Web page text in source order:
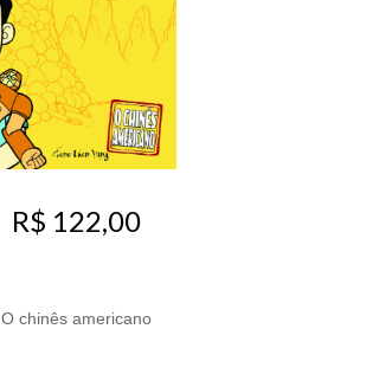
R$ 122,00
O chinês americano